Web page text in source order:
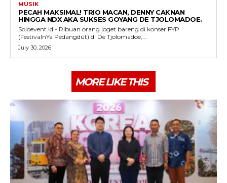
MUSIK
PECAH MAKSIMAL! TRIO MACAN, DENNY CAKNAN
HINGGA NDX AKA SUKSES GOYANG DE TJOLOMADOE.
Soloevent.id - Ribuan orang joget bareng di konser FYP
(FestivalnYa Pedangdut) di De Tjolomadoe,...
July 30, 2026
MORE LIKE THIS